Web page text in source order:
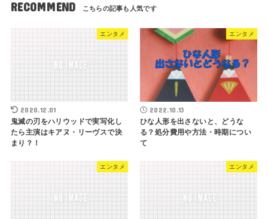
RECOMMEND
エンタメ
2020.12.01
鬼滅の刃をハリウッドで実写化し
たら主演はキアヌ・リーヴスで決
まり？！
エンタメ
2022.10.13
ひな人形を出さないと、どうな
る？処分費用や方法・時期につい
て
エンタメ エンタメ